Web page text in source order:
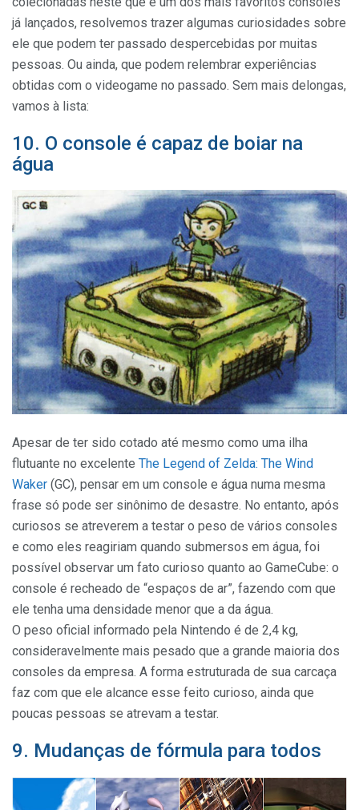
já lançados, resolvemos trazer algumas curiosidades sobre
ele que podem ter passado despercebidas por muitas
pessoas. Ou ainda, que podem relembrar experiências
obtidas com o videogame no passado. Sem mais delongas,
vamos à lista:
10. O console é capaz de boiar na
água
Apesar de ter sido cotado até mesmo como uma ilha
flutuante no excelente The Legend of Zelda: The Wind
Waker (GC), pensar em um console e água numa mesma
frase só pode ser sinônimo de desastre. No entanto, após
curiosos se atreverem a testar o peso de vários consoles
e como eles reagiriam quando submersos em água, foi
possível observar um fato curioso quanto ao GameCube: o
console é recheado de “espaços de ar”, fazendo com que
ele tenha uma densidade menor que a da água.
O peso oficial informado pela Nintendo é de 2,4 kg,
consideravelmente mais pesado que a grande maioria dos
consoles da empresa. A forma estruturada de sua carcaça
faz com que ele alcance esse feito curioso, ainda que
poucas pessoas se atrevam a testar.
9. Mudanças de fórmula para todos